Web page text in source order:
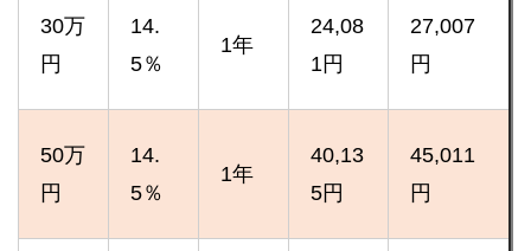
30万
円
14.
5％
1年
24,08
1円
27,007
円
50万
円
14.
5％
1年
40,13
5円
45,011
円